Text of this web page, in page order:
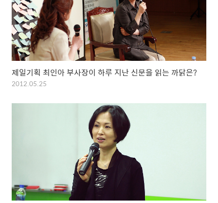
제일기획 최인아 부사장이 하루 지난 신문을 읽는 까닭은?
2012.05.25